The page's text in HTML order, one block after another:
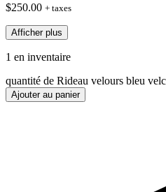
$250.00 + taxes
Afficher plus
1 en inventaire
quantité de Rideau velours bleu
Ajouter au panier